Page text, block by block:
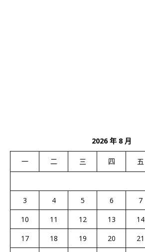
2026 年 8 月
一 二 三 四 五
3
4 5 6 7
10
11 12 13 14
17
18 19 20 21